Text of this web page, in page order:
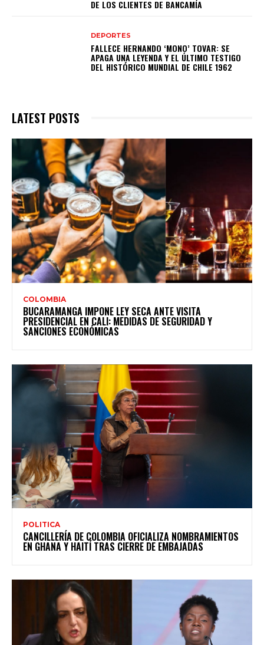
DE LOS CLIENTES DE BANCAMÍA
DEPORTES
FALLECE HERNANDO ‘MONO’ TOVAR: SE
APAGA UNA LEYENDA Y EL ÚLTIMO TESTIGO
DEL HISTÓRICO MUNDIAL DE CHILE 1962
LATEST POSTS
COLOMBIA
BUCARAMANGA IMPONE LEY SECA ANTE VISITA
PRESIDENCIAL EN CALI: MEDIDAS DE SEGURIDAD Y
SANCIONES ECONÓMICAS
POLITICA
CANCILLERÍA DE COLOMBIA OFICIALIZA NOMBRAMIENTOS
EN GHANA Y HAITÍ TRAS CIERRE DE EMBAJADAS